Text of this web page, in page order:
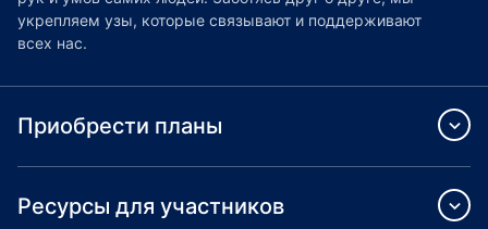
укрепляем узы, которые связывают и поддерживают
всех нас.
Приобрести планы
Ресурсы для участников